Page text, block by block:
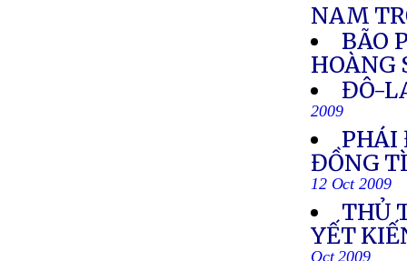
NAM
BÃO
HOÀNG
ĐÔ-
2009
PHÁI
ĐỒNG
12 Oct 2009
THỦ
YẾT